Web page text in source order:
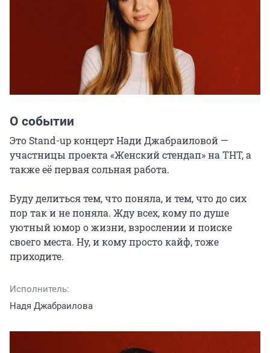
О событии
Это Stand-up концерт Нади Джабраиловой —
участницы проекта «Женский стендап» на ТНТ, а
также её первая сольная работа.
Буду делиться тем, что поняла, и тем, что до сих
пор так и не поняла. Жду всех, кому по душе
уютный юмор о жизни, взрослении и поиске
своего места. Ну, и кому просто кайф, тоже
приходите.
Исполнитель:
Надя Джабраилова